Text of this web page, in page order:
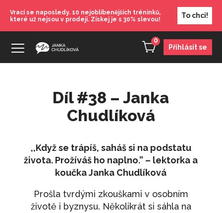
Vrací se naposledy. 10 nejoblíbenějších tréninků,
které už nejsou v prodeji. Získej je s 30% slevou!
To chci!
0
Přihlásit se
Díl #38 – Janka
Chudlíková
,,Když se trápíš, saháš si na podstatu
života. Prožíváš ho naplno.” – lektorka a
koučka Janka Chudlíková
Prošla tvrdými zkouškami v osobním
životě i byznysu. Několikrát si sáhla na
V krizi je dobré mít vizi
490 Kč
získat respekt druhých
630Kč
100Kč + PŘIDAT